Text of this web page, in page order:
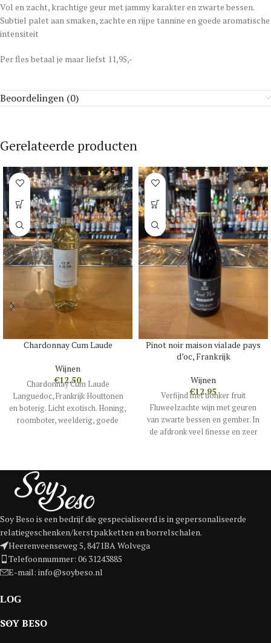
Vol en zacht, krachtige geur met jammy karakter en zwarte bessen.
Subtiel palet aan smaken, zachte en rijpe tannine en goede aromatische
intensiteit
Per fles betaal je maar liefst 11,95,-
Beoordelingen (0)
Gerelateerde producten
Chardonnay Cum Laude
Wijnen
€12.50
Chardonnay Cum Laude
Languedoc, Frankrijk Houttonen
en boterig. Licht exotisch. Honing,
roomboter, weelderig, goede
Pinot noir maison vialade pays
d’oc, Frankrijk
Wijnen
€12.95
Verfijnd met donker fruit
Fluweelzachte wijn met geuren
van zwarte bessen en gember. In
de afdronk veel finesse en zeer
Soy Beso is een bedrijf die gespecialiseerd is in gepersonaliseerde
relatiegeschenken/kerstpakketten en borrelschalen.
Heerenveenseweg 5, 8471BA Wolvega
Telefoonnummer: 06 31243885
E-mail: info@soybeso.nl
SOY BESO